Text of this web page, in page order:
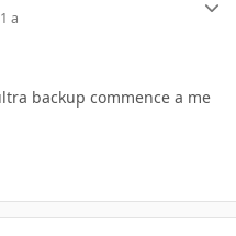
a
backup commence a me